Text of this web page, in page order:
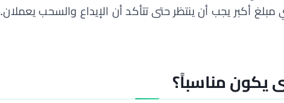
أكبر يجب أن ينتظر حتى تتأكد أن الإيداع والسحب يعملان.